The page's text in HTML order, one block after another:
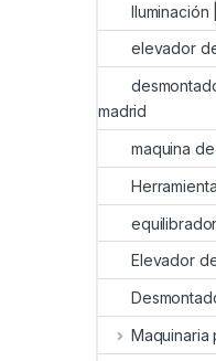
Iluminación
elevador
madrid
maquina
Elevador
Maquinaria